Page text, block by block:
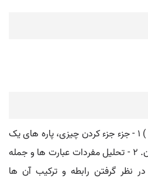
(تَ یِ ) [ ع. تجزیة ] (مص م. ) ۱ - جزء جزء کردن چیزی، پاره های یک
جسم مرکب را از هم جدا کردن. ۲ - تحلیل مفردات عبارت ها و جمله
نظر گرفتن رابطه و ترکیب آن ها